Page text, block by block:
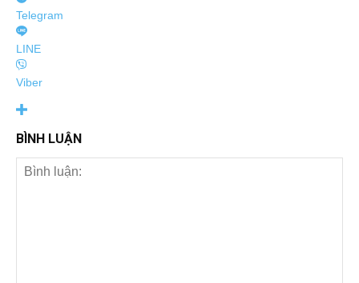
Telegram
LINE
Viber
BÌNH LUẬN